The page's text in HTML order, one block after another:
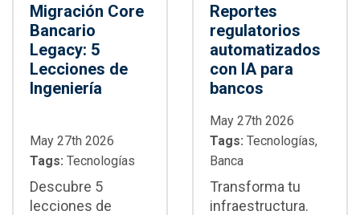
Migración Core
Bancario
Legacy: 5
Lecciones de
Ingeniería
May 27th 2026
Tags: Tecnologías
Descubre 5
lecciones de
Reportes
regulatorios
automatizados
con IA para
bancos
May 27th 2026
Tags: Tecnologías,
Banca
Transforma tu
infraestructura.